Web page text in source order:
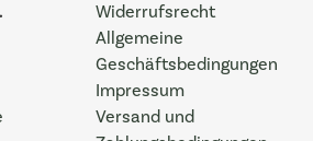
Widerrufsrecht
Allgemeine
Geschäftsbedingungen
Impressum
Versand und